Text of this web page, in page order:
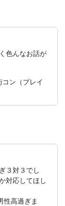
色んなお話が
ン（プレイ
３対３でし
対応してほし
性高過ぎま